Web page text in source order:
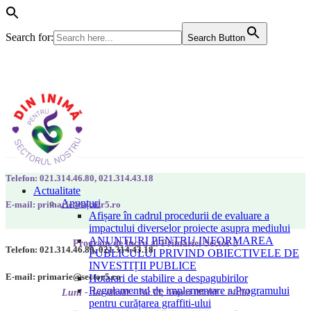
Search for: Search Button
Actualitate
Anunțuri
Afișare în cadrul procedurii de evaluare a
impactului diverselor proiecte asupra mediului
ANUNȚURI PENTRU INFORMAREA
PUBLICULUI PRIVIND OBIECTIVELE DE
INVESTIȚII PUBLICE
Hotarari de stabilire a despagubirilor
Regulamentul de implementare a Programului
pentru curățarea graffiti-ului
Telefon: 021.314.46.80, 021.314.43.18
E-mail: primarie@sector5.ro
Program de lucru al Primăriei Sector 5
Luni - Joi 08:00 - 16:30; Vineri 08:00 - 14:00
Telefon: 021.314.46.80, 021.314.43.18
E-mail: primarie@sector5.ro